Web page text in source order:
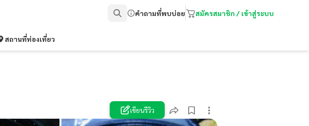
คำถามที่พบบ่อย สมัครสมาชิก / เข้าสู่ระบบ
สถานที่ท่องเที่ยว
เขียนรีวิว